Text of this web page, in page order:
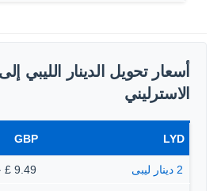
أسعار تحويل الدينار الليبي
الاسترليني
LYD
GBP
2 دينار ليبى 9.49 £ جنيه سترليني